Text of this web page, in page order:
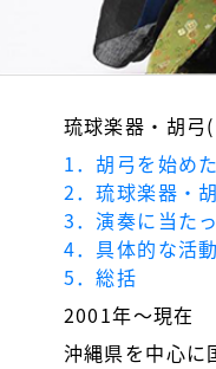
琉球楽器・胡弓
1．胡弓を始め
2．琉球楽器・
3．演奏に当た
4．具体的な活動
5．総括
2001年～現在
沖縄県を中心に